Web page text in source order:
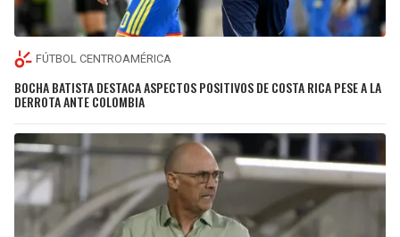
FÚTBOL CENTROAMÉRICA
BOCHA BATISTA DESTACA ASPECTOS POSITIVOS DE COSTA RICA PESE A LA
DERROTA ANTE COLOMBIA